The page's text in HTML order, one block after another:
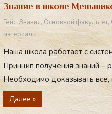
Знание в школе
Гейс, Знания, Основной факультет,
материалы
Наша школа работает с
Принцип получения знаний –
Необходимо доказывать все,
Далее »